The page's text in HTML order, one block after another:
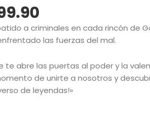
precio
actual
es:
S/99.90.
a criminales en cada rincón de
las fuerzas del mal.
te abre las puertas al poder y la
de unirte a nosotros y
de leyendas!»